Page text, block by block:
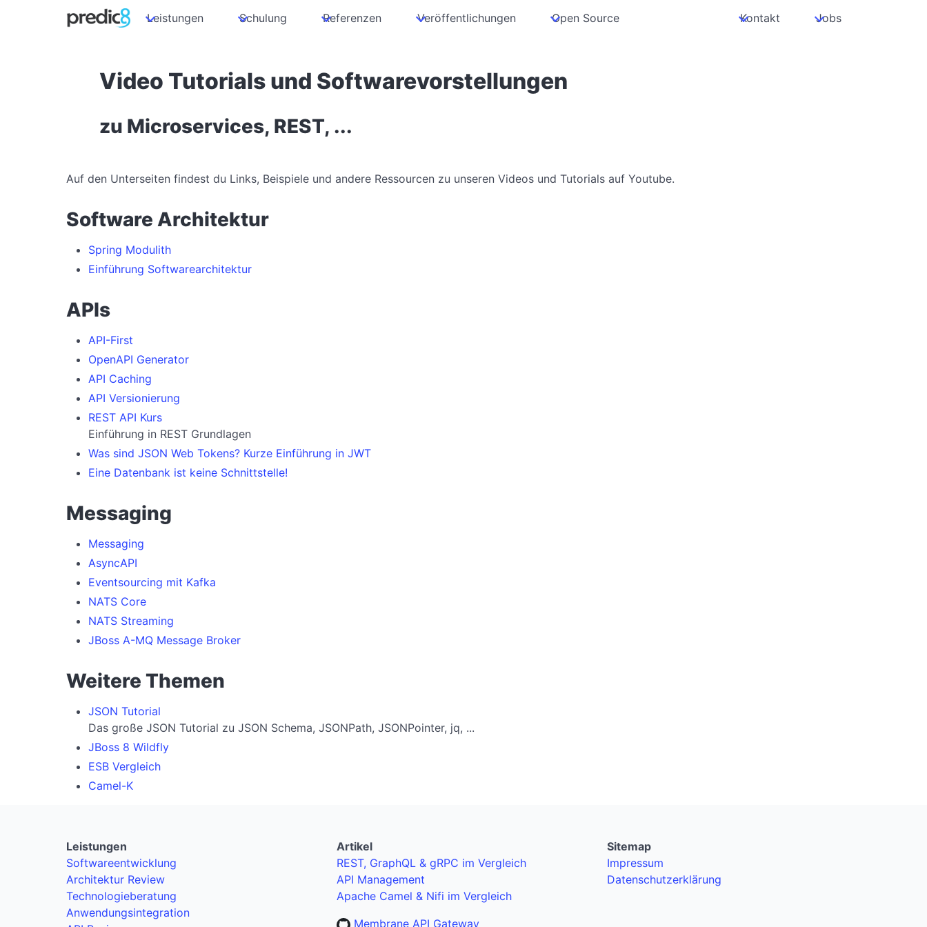
Leistungen Schulung Referenzen Veröffentlichungen Open Source Kontakt Jobs
Video Tutorials und Softwarevorstellungen
zu Microservices, REST, ...
Auf den Unterseiten findest du Links, Beispiele und andere Ressourcen zu unseren Videos und Tutorials auf Youtube.
Software Architektur
Spring Modulith
Einführung Softwarearchitektur
APIs
API-First
OpenAPI Generator
API Caching
API Versionierung
REST API Kurs
Einführung in REST Grundlagen
Was sind JSON Web Tokens? Kurze Einführung in JWT
Eine Datenbank ist keine Schnittstelle!
Messaging
Messaging
AsyncAPI
Eventsourcing mit Kafka
NATS Core
NATS Streaming
JBoss A-MQ Message Broker
Weitere Themen
JSON Tutorial
Das große JSON Tutorial zu JSON Schema, JSONPath, JSONPointer, jq, ...
JBoss 8 Wildfly
ESB Vergleich
Camel-K
Leistungen
Softwareentwicklung
Architektur Review
Technologieberatung
Anwendungsintegration
Artikel
REST, GraphQL & gRPC im Vergleich
API Management
Apache Camel & Nifi im Vergleich
Membrane API Gateway
Sitemap
Impressum
Datenschutzerklärung